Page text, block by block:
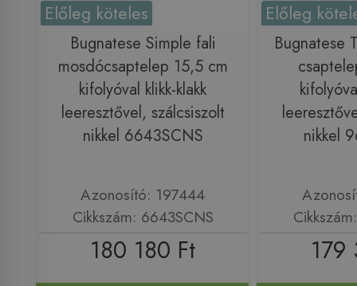
Előleg köteles
Bugnatese Simple fali
mosdócsaptelep 15,5 cm
kifolyóval klikk-klakk
leeresztővel, szálcsiszolt
nikkel 6643SCNS
Azonosító: 197444
Cikkszám: 6643SCNS
180 180 Ft
Előleg
Bugnatese
nikkel
179